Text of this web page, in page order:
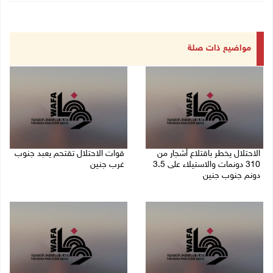
مواضيع ذات صلة
الاحتلال يخطر باقتلاع أشجار من
310 دونمات والاستيلاء على 3.5
دونم جنوب جنين
قوات الاحتلال تقتحم يعبد جنوب
غرب جنين